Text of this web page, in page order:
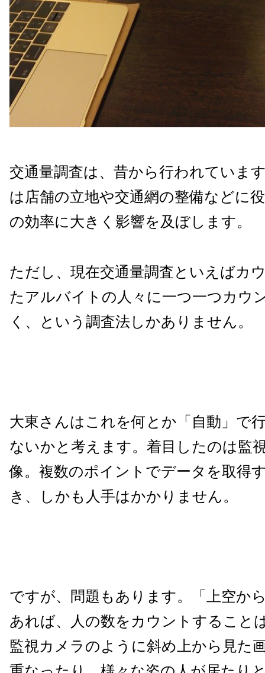
交通量調査は、昔から行われていま
は店舗の立地や交通網の整備などに
の効率に大きく影響を及ぼします。
ただし、現在交通量調査といえばカ
たアルバイトの人々に一つ一つカウ
く、という調査法しかありません。
大東さんはこれを何とか「自動」で
ないかと考えます。着目したのは監
像。複数のポイントでデータを取得
き、しかも人手はかかりません。
ですが、問題もあります。「上空か
あれば、人の数をカウントすること
監視カメラのように斜め上から見た